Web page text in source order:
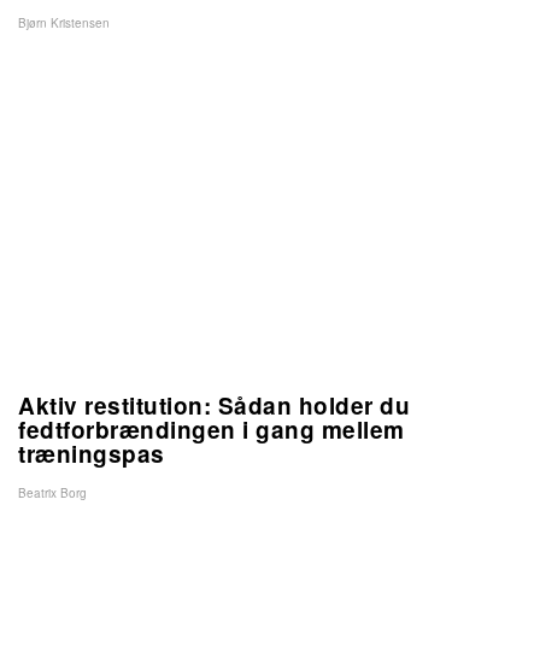
Bjørn Kristensen
Aktiv restitution: Sådan holder du
fedtforbrændingen i gang mellem
træningspas
Beatrix Borg